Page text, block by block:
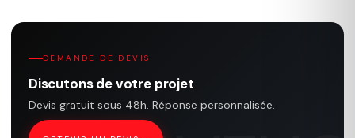
DEMANDE DE DEVIS
Discutons de votre projet
Devis gratuit sous 48h. Réponse personnalisée.